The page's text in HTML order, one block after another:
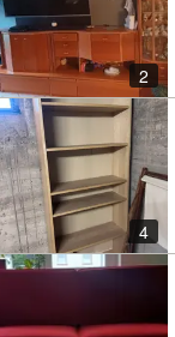
2
4